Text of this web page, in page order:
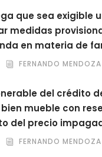
que sea exigible
medidas
en materia de
FERNANDO MENDOZA
del crédito
mueble con
del precio
FERNANDO MENDOZA